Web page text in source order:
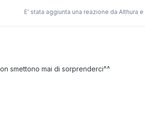
E' stata aggiunta una reazione da Althura e
smettono mai di sorprenderci^^